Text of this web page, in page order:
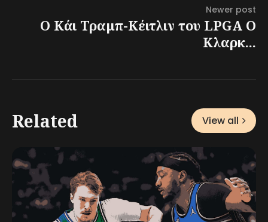
Newer post
Ο Κάι Τραμπ-Κέιτλιν του LPGA Ο
Κλαρκ...
Related View all